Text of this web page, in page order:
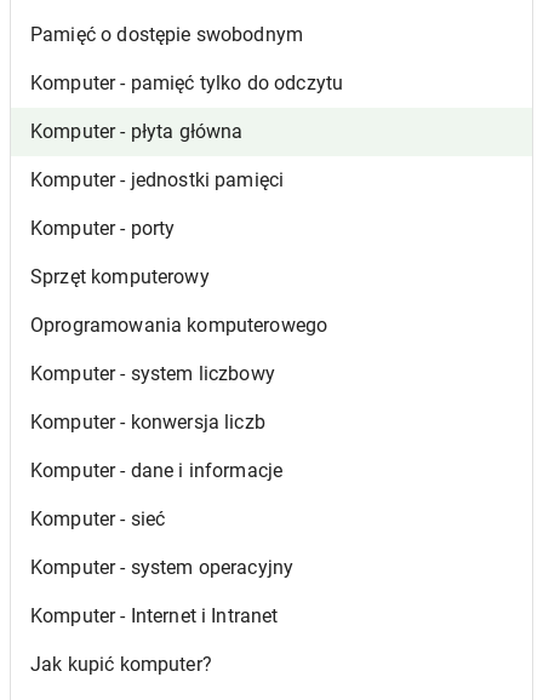
Pamięć o dostępie swobodnym
Komputer - pamięć tylko do odczytu
Komputer - płyta główna
Komputer - jednostki pamięci
Komputer - porty
Sprzęt komputerowy
Oprogramowania komputerowego
Komputer - system liczbowy
Komputer - konwersja liczb
Komputer - dane i informacje
Komputer - sieć
Komputer - system operacyjny
Komputer - Internet i Intranet
Jak kupić komputer?